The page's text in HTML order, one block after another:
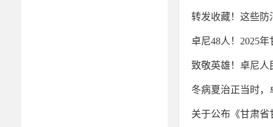
转发收藏！这些防
卓尼48人！2025
致敬英雄！卓尼人
冬病夏治正当时
关于公布《甘肃